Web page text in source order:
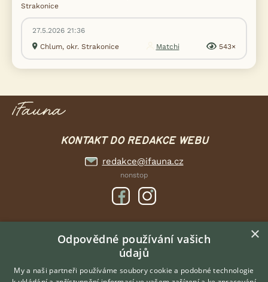
Strakonice
27.5.2026 21:36
Chlum, okr. Strakonice
Matchi 543×
KONTAKT DO REDAKCE WEBU
redakce@ifauna.cz
nonstop
DOMOVSKÁ STRÁNKA
INZERCE
DISKUSE
×
Odpovědné používání vašich
údajů
My a naši partneři používáme soubory cookie a podobné technologie